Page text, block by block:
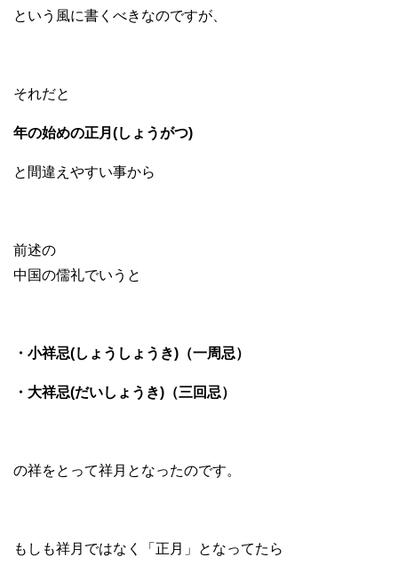
という風に書くべきなのですが、
それだと
年の始めの正月(しょうがつ)
と間違えやすい事から
前述の
中国の儒礼でいうと
・小祥忌(しょうしょうき)（一周忌）
・大祥忌(だいしょうき)（三回忌）
の祥をとって祥月となったのです。
もしも祥月ではなく「正月」となってたら